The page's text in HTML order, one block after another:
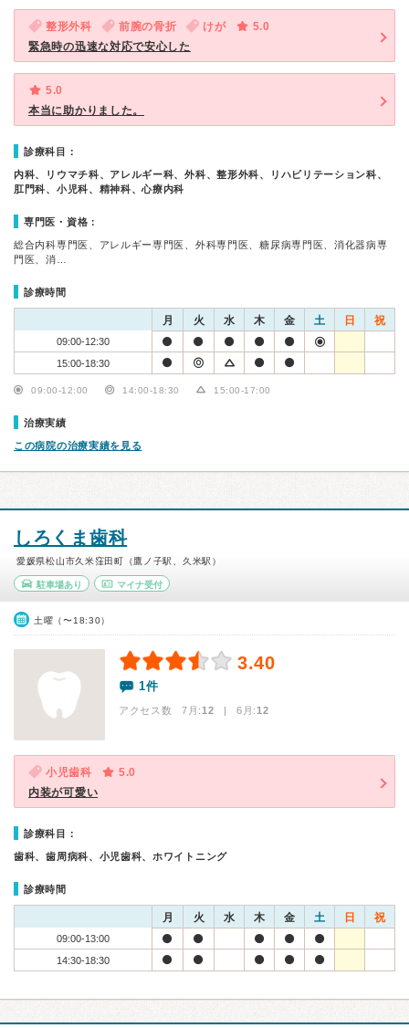
整形外科 前腕の骨折 けが
5.0
緊急時の迅速な対応で安心した
5.0
本当に助かりました。
診療科目：
内科、リウマチ科、アレルギー科、外科、整形外科、リハビリテーション科、
肛門科、小児科、精神科、心療内科
専門医・資格：
総合内科専門医、アレルギー専門医、外科専門医、糖尿病専門医、消化器病専
門医、消…
診療時間
月 火 水 木 金 土 日 祝
09:00-12:30
15:00-18:30
09:00-12:00 14:00-18:30 15:00-17:00
治療実績
この病院の治療実績を見る
しろくま歯科
愛媛県松山市久米窪田町（鷹ノ子駅、久米駅）
駐車場あり マイナ受付
土曜（〜18:30）
3.40
1件
アクセス数 7月:12 | 6月:12
小児歯科
5.0
内装が可愛い
診療科目：
歯科、歯周病科、小児歯科、ホワイトニング
診療時間
月 火 水 木 金 土 日 祝
09:00-13:00
14:30-18:30